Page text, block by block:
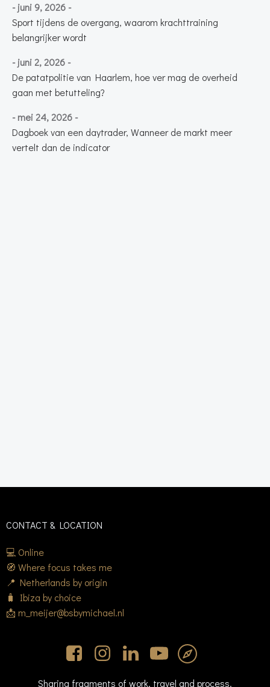
- juni 9, 2026 -
Sport tijdens de overgang, waarom krachttraining
belangrijker wordt
- juni 2, 2026 -
De patatpolitie van Haarlem, hoe ver mag de overheid
gaan met betutteling?
- mei 24, 2026 -
Dagboek van een daytrader, Wanneer de markt meer
vertelt dan de indicator
CONTACT & LOCATION
💻 Online
🧭 Where focus takes me
📍 Netherlands by origin
🧳 Ibiza by choice
📩 m_meijer@bsbymichael.nl
Sharing fragments of work, travel and process.